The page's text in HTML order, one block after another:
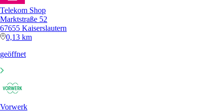
Telekom Shop
Marktstraße 52
67655 Kaiserslautern
0,13 km
geöffnet
Vorwerk